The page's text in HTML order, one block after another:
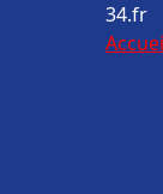
34.fr